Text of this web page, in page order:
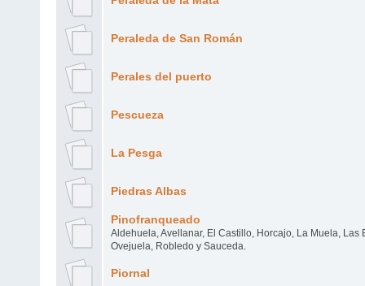
Peraleda de San Román
Perales del puerto
Pescueza
La Pesga
Piedras Albas
Pinofranqueado
Aldehuela, Avellanar, El Castillo, Horcajo, La Muela, Las
Ovejuela, Robledo y Sauceda.
Piornal